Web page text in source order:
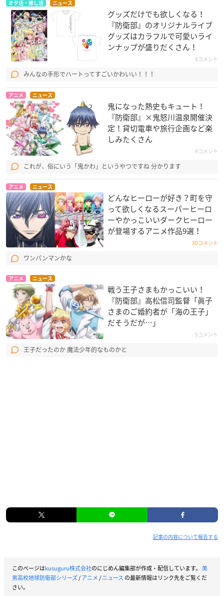
オタ活・推し活 ニュース
グッズだけでも欲しくなる！
『防衛部』のオリジナルライブ
グッズはカラフルで可愛いライ
ンナップが盛りだくさん！
8コメント
みんなの手形でハートってすごいかわいい！！！
アニメ ニュース
鬼になった熱史もキュート！
『防衛部』×鬼怒川温泉開催決
定！貸切電車や旅行企画など楽
しみたくさん
4コメント
これが、俗にいう「鬼かわ」というやつですね 分かります
アニメ ニュース
どんなヒーローが好き？町を守
って欲しくなるスーパーヒーロ
ーやかっこいいダークヒーロー
が登場するアニメ作品9選！
30コメント
ワンパンマンかな
アニメ ニュース
戦う王子さまもかっこいい！
『防衛部』高松信司監督「眞子
さまのご婚約者が「海の王子」
だそうだが…」
5コメント
王子だったのか 魔法少年的なものかと
記事の内容について報告する
このページはkusuguru株式会社のにじめん編集部が作成・配信しています。 美
男高校地球防衛部シリーズ/アニメ/ニュース の最新情報はリンク先をご覧くだ
さい。